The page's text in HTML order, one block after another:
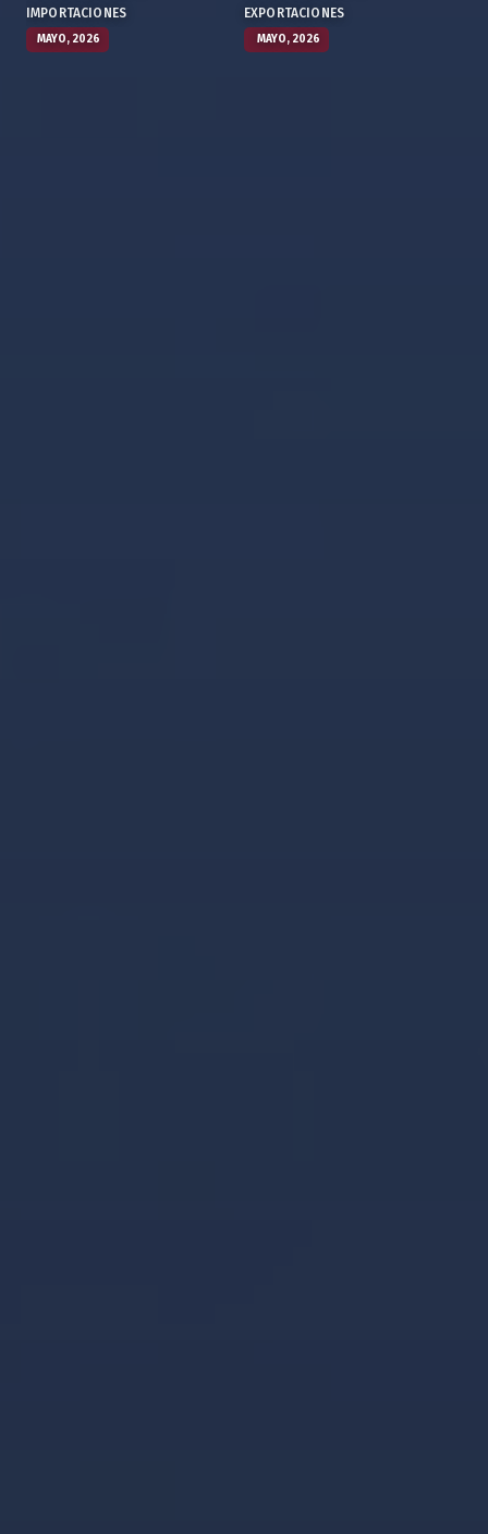
MAYO, 2026
IMPORTACIONES
MAYO, 2026
EXPORTACIONES